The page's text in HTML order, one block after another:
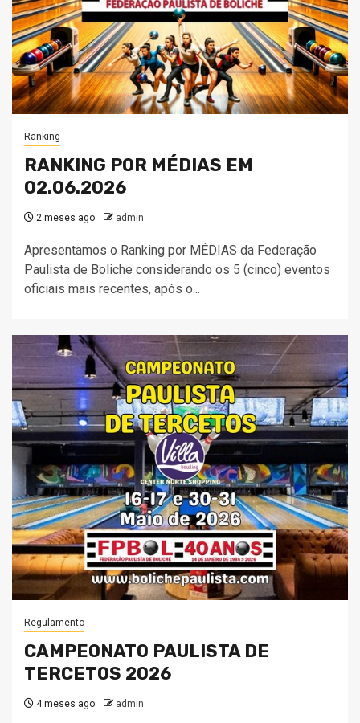
Ranking
RANKING POR MÉDIAS EM
02.06.2026
2 meses ago admin
Apresentamos o Ranking por MÉDIAS da Federação
Paulista de Boliche considerando os 5 (cinco) eventos
oficiais mais recentes, após o...
Regulamento
CAMPEONATO PAULISTA DE
TERCETOS 2026
4 meses ago admin